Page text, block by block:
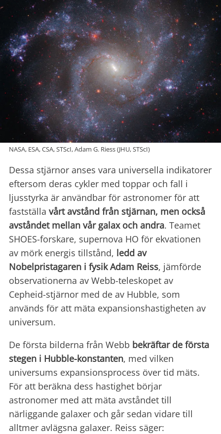
NASA, ESA, CSA, STScI, Adam G. Riess (JHU, STScI)
Dessa stjärnor anses vara universella indikatorer
eftersom deras cykler med toppar och fall i
ljusstyrka är användbar för astronomer för att
fastställa vårt avstånd från stjärnan, men också
avståndet mellan vår galax och andra. Teamet
SHOES-forskare, supernova HO för ekvationen
av mörk energis tillstånd, ledd av
Nobelpristagaren i fysik Adam Reiss, jämförde
observationerna av Webb-teleskopet av
Cepheid-stjärnor med de av Hubble, som
används för att mäta expansionshastigheten av
universum.
De första bilderna från Webb bekräftar de första
stegen i Hubble-konstanten, med vilken
universums expansionsprocess över tid mäts.
För att beräkna dess hastighet börjar
astronomer med att mäta avståndet till
närliggande galaxer och går sedan vidare till
alltmer avlägsna galaxer. Reiss säger: